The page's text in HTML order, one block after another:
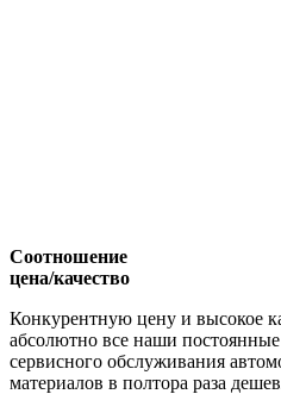
Соотношение
цена/качество
Конкурентную цену и высокое
абсолютно все наши
сервисного обслуживания
материалов в полтора раза